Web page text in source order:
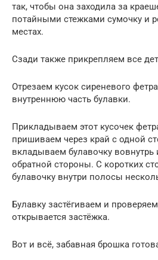
так, чтобы она заходила за
потайными стежками сумочку и
местах.
Сзади также прикрепляем все
Отрезаем кусок сиреневого
внутреннюю часть булавки.
Прикладываем этот кусочек
пришиваем через край с одной
вкладываем булавочку
обратной стороны. С коротких
булавочку внутри полосы
Булавку застёгиваем и
открывается застёжка.
Вот и всё, забавная брошка